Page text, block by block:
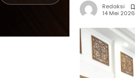
Redaksi
14 Mei 2026